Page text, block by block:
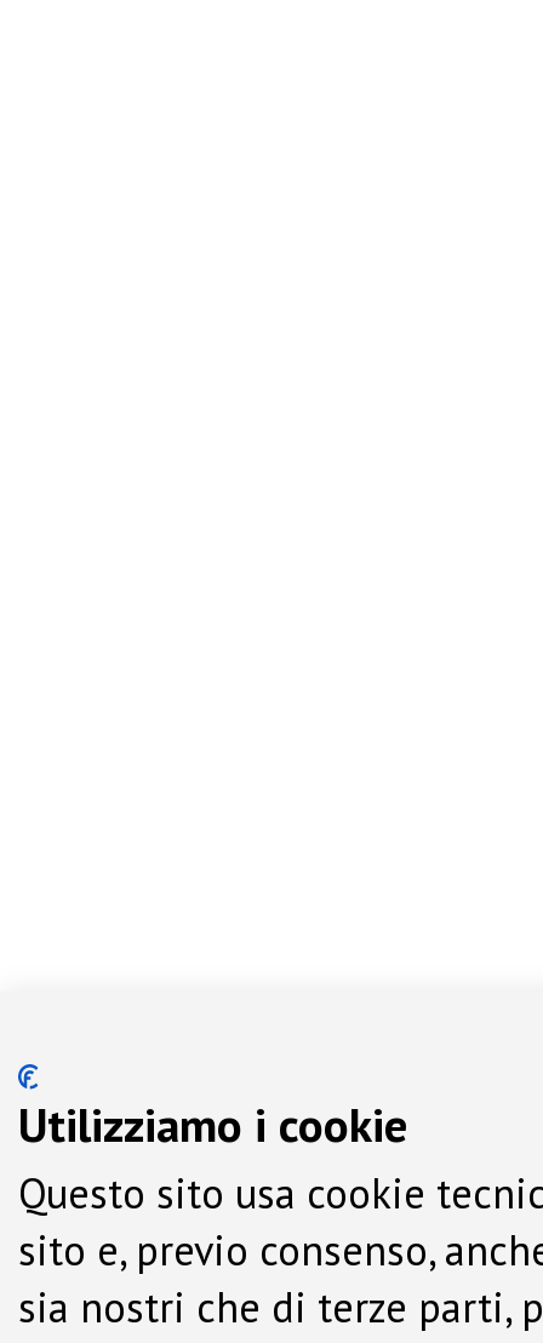
Utilizziamo i cookie
Questo sito usa cookie
sito e, previo consenso,
sia nostri che di terze parti,